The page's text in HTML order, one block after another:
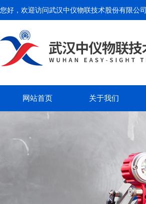
您好，欢迎访问武汉中仪物联技术股份有限公司
网站首页 关于我们